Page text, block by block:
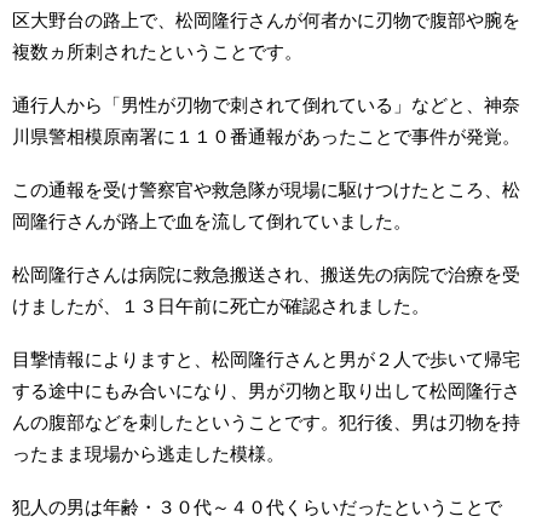
区大野台の路上で、松岡隆行さんが何者かに刃物で腹部や腕を
複数ヵ所刺されたということです。
通行人から「男性が刃物で刺されて倒れている」などと、神奈
川県警相模原南署に１１０番通報があったことで事件が発覚。
この通報を受け警察官や救急隊が現場に駆けつけたところ、松
岡隆行さんが路上で血を流して倒れていました。
松岡隆行さんは病院に救急搬送され、搬送先の病院で治療を受
けましたが、１３日午前に死亡が確認されました。
目撃情報によりますと、松岡隆行さんと男が２人で歩いて帰宅
する途中にもみ合いになり、男が刃物と取り出して松岡隆行さ
んの腹部などを刺したということです。犯行後、男は刃物を持
ったまま現場から逃走した模様。
犯人の男は年齢・３０代～４０代くらいだったということで